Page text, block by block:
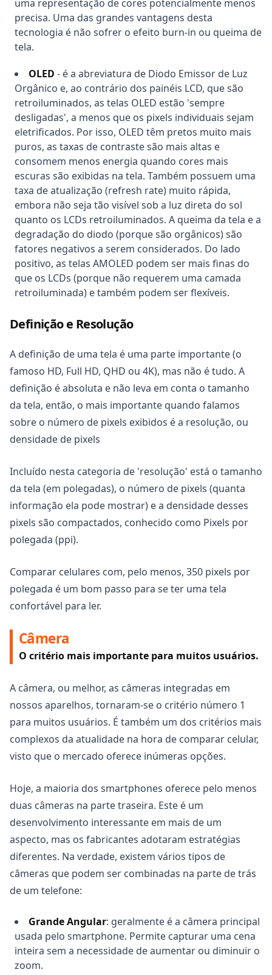
uma representação de cores potencialmente menos
precisa. Uma das grandes vantagens desta
tecnologia é não sofrer o efeito burn-in ou queima de
tela.
OLED - é a abreviatura de Diodo Emissor de Luz
Orgânico e, ao contrário dos painéis LCD, que são
retroiluminados, as telas OLED estão 'sempre
desligadas', a menos que os pixels individuais sejam
eletrificados. Por isso, OLED têm pretos muito mais
puros, as taxas de contraste são mais altas e
consomem menos energia quando cores mais
escuras são exibidas na tela. Também possuem uma
taxa de atualização (refresh rate) muito rápida,
embora não seja tão visível sob a luz direta do sol
quanto os LCDs retroiluminados. A queima da tela e a
degradação do diodo (porque são orgânicos) são
fatores negativos a serem considerados. Do lado
positivo, as telas AMOLED podem ser mais finas do
que os LCDs (porque não requerem uma camada
retroiluminada) e também podem ser flexíveis.
Definição e Resolução
A definição de uma tela é uma parte importante (o
famoso HD, Full HD, QHD ou 4K), mas não é tudo. A
definição é absoluta e não leva em conta o tamanho
da tela, então, o mais importante quando falamos
sobre o número de pixels exibidos é a resolução, ou
densidade de pixels
Incluído nesta categoria de 'resolução' está o tamanho
da tela (em polegadas), o número de pixels (quanta
informação ela pode mostrar) e a densidade desses
pixels são compactados, conhecido como Pixels por
polegada (ppi).
Comparar celulares com, pelo menos, 350 pixels por
polegada é um bom passo para se ter uma tela
confortável para ler.
Câmera
O critério mais importante para muitos usuários.
A câmera, ou melhor, as câmeras integradas em
nossos aparelhos, tornaram-se o critério número 1
para muitos usuários. É também um dos critérios mais
complexos da atualidade na hora de comparar celular,
visto que o mercado oferece inúmeras opções.
Hoje, a maioria dos smartphones oferece pelo menos
duas câmeras na parte traseira. Este é um
desenvolvimento interessante em mais de um
aspecto, mas os fabricantes adotaram estratégias
diferentes. Na verdade, existem vários tipos de
câmeras que podem ser combinadas na parte de trás
de um telefone:
Grande Angular: geralmente é a câmera principal
usada pelo smartphone. Permite capturar uma cena
inteira sem a necessidade de aumentar ou diminuir o
zoom.